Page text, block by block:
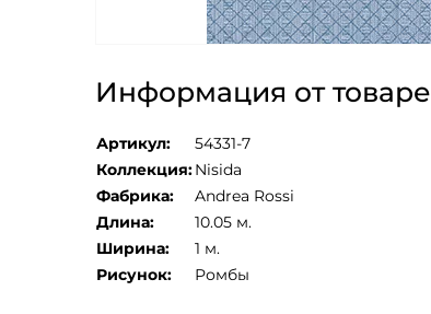
Информация от товаре
Артикул:
54331-7
Коллекция:Nisida
Фабрика:
Andrea Rossi
Длина:
10.05 м.
Ширина:
1 м.
Рисунок:
Ромбы